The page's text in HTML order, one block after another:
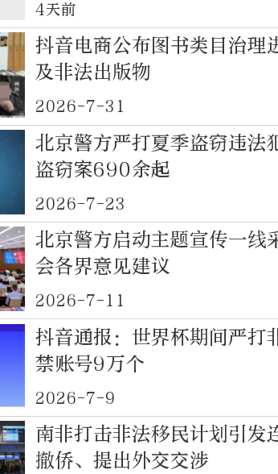
4天前
抖音电商公布图书类目治理
及非法出版物
2026-7-31
北京警方严打夏季盗窃违法
盗窃案690余起
2026-7-23
北京警方启动主题宣传一线
会各界意见建议
2026-7-11
抖音通报：世界杯期间严打
禁账号9万个
2026-7-9
南非打击非法移民计划引发
撤侨、提出外交交涉